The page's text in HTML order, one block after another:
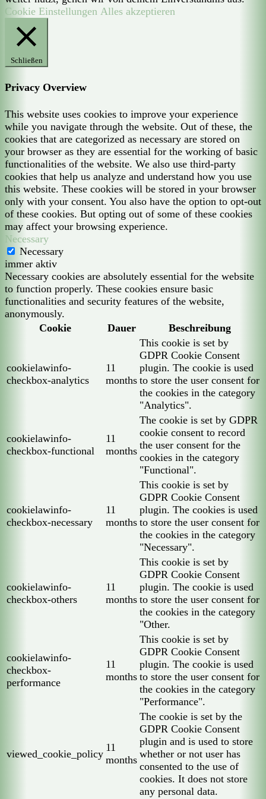
Cookie Einstellungen Alles akzeptieren
Schließen
Privacy Overview
This website uses cookies to improve your experience
while you navigate through the website. Out of these, the
cookies that are categorized as necessary are stored on
your browser as they are essential for the working of basic
functionalities of the website. We also use third-party
cookies that help us analyze and understand how you use
this website. These cookies will be stored in your browser
only with your consent. You also have the option to opt-out
of these cookies. But opting out of some of these cookies
may affect your browsing experience.
Necessary
Necessary
immer aktiv
Necessary cookies are absolutely essential for the website
to function properly. These cookies ensure basic
functionalities and security features of the website,
anonymously.
Cookie
Dauer Beschreibung
cookielawinfo-
checkbox-analytics
11
months
This cookie is set by
GDPR Cookie Consent
plugin. The cookie is used
to store the user consent for
the cookies in the category
"Analytics".
cookielawinfo-
checkbox-functional
11
months
The cookie is set by GDPR
cookie consent to record
the user consent for the
cookies in the category
"Functional".
cookielawinfo-
checkbox-necessary
11
months
This cookie is set by
GDPR Cookie Consent
plugin. The cookies is used
to store the user consent for
the cookies in the category
"Necessary".
cookielawinfo-
checkbox-others
11
months
This cookie is set by
GDPR Cookie Consent
plugin. The cookie is used
to store the user consent for
the cookies in the category
"Other.
cookielawinfo-
checkbox-
performance
11
months
This cookie is set by
GDPR Cookie Consent
plugin. The cookie is used
to store the user consent for
the cookies in the category
"Performance".
viewed_cookie_policy
11
months
The cookie is set by the
GDPR Cookie Consent
plugin and is used to store
whether or not user has
consented to the use of
cookies. It does not store
any personal data.